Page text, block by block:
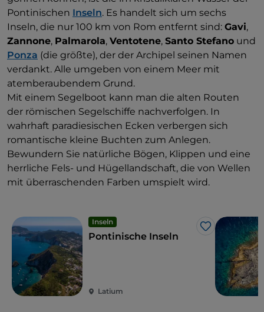
Pontinischen Inseln. Es handelt sich um sechs
Inseln, die nur 100 km von Rom entfernt sind: Gavi,
Zannone, Palmarola, Ventotene, Santo Stefano und
Ponza (die größte), der der Archipel seinen Namen
verdankt. Alle umgeben von einem Meer mit
atemberaubendem Grund.
Mit einem Segelboot kann man die alten Routen
der römischen Segelschiffe nachverfolgen. In
wahrhaft paradiesischen Ecken verbergen sich
romantische kleine Buchten zum Anlegen.
Bewundern Sie natürliche Bögen, Klippen und eine
herrliche Fels- und Hügellandschaft, die von Wellen
mit überraschenden Farben umspielt wird.
Inseln
Like
Pontinische Inseln
Latium